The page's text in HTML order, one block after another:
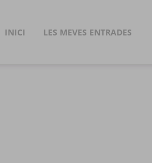
INICI LES MEVES ENTRADES